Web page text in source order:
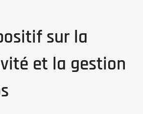
sur la
et la gestion